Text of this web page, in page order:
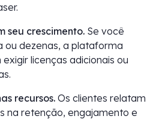
seu crescimento. Se você
ou dezenas, a plataforma
licenças adicionais ou
recursos. Os clientes relatam
na retenção, engajamento e